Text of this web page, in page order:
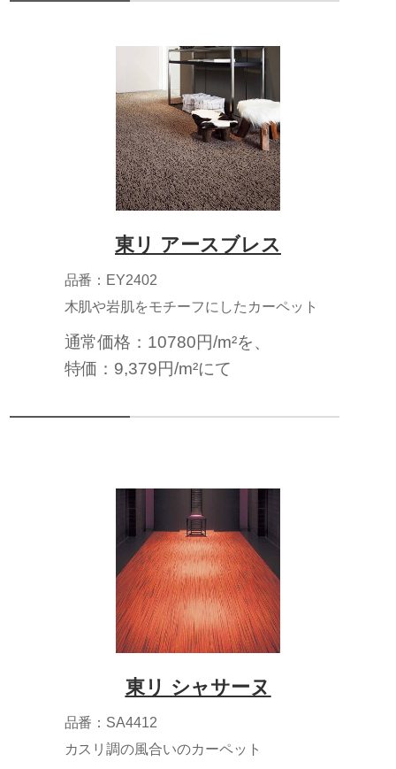
東リ アースブレス
品番：EY2402
木肌や岩肌をモチーフにしたカーペット
通常価格：10780円/m²を、
特価：9,379円/m²にて
東リ シャサーヌ
品番：SA4412
カスリ調の風合いのカーペット